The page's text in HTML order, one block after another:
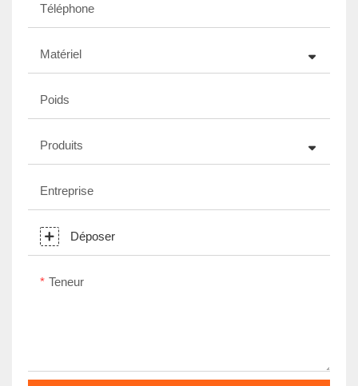
Téléphone
Matériel
Poids
Produits
Entreprise
Déposer
Teneur